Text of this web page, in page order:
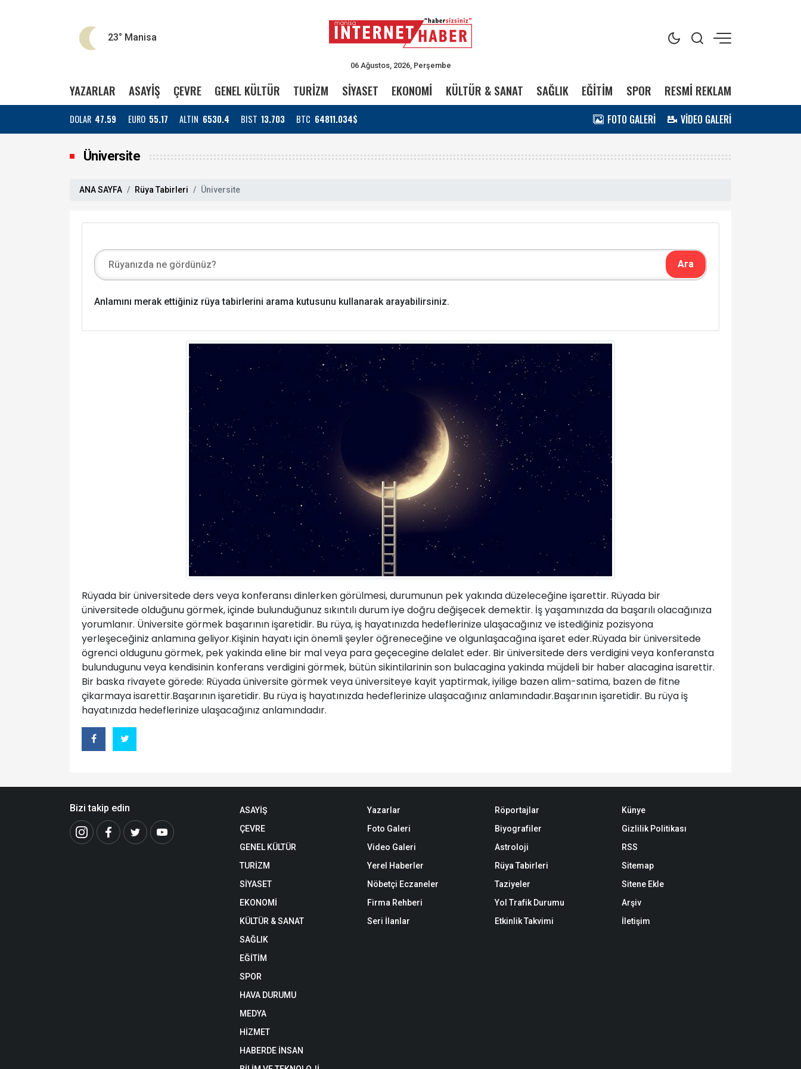
23° Manisa
06 Ağustos, 2026, Perşembe
YAZARLAR ASAYİŞ ÇEVRE GENEL KÜLTÜR TURİZM SİYASET EKONOMİ KÜLTÜR & SANAT SAĞLIK EĞİTİM SPOR RESMİ REKLAM
DOLAR 47.59 EURO 55.17 ALTIN 6530.4 BIST 13.703 BTC 64811.034$ FOTO GALERİ VİDEO GALERİ
Üniversite
ANA SAYFA Rüya Tabirleri Üniversite
Anlamını merak ettiğiniz rüya tabirlerini arama kutusunu kullanarak arayabilirsiniz.
Rüyada bir üniversitede ders veya konferansı dinlerken görülmesi, durumunun pek yakında düzeleceğine işarettir. Rüyada bir
üniversitede olduğunu görmek, içinde bulunduğunuz sıkıntılı durum iye doğru değişecek demektir. İş yaşamınızda da başarılı olacağınıza
yorumlanır. Üniversite görmek başarının işaretidir. Bu rüya, iş hayatınızda hedeflerinize ulaşacağınız ve istediğiniz pozisyona
yerleşeceğiniz anlamına geliyor.Kişinin hayatı için önemli şeyler öğreneceğine ve olgunlaşacağına işaret eder.Rüyada bir üniversitede
ögrenci oldugunu görmek, pek yakinda eline bir mal veya para geçecegine delalet eder. Bir üniversitede ders verdigini veya konferansta
bulundugunu veya kendisinin konferans verdigini görmek, bütün sikintilarinin son bulacagina yakinda müjdeli bir haber alacagina isarettir.
Bir baska rivayete görede: Rüyada üniversite görmek veya üniversiteye kayit yaptirmak, iyilige bazen alim-satima, bazen de fitne
çikarmaya isarettir.Başarının işaretidir. Bu rüya iş hayatınızda hedeflerinize ulaşacağınız anlamındadır.Başarının işaretidir. Bu rüya iş
hayatınızda hedeflerinize ulaşacağınız anlamındadır.
Bizi takip edin
ASAYİŞ
ÇEVRE
GENEL KÜLTÜR
TURİZM
SİYASET
EKONOMİ
KÜLTÜR & SANAT
SAĞLIK
EĞİTİM
SPOR
HAVA DURUMU
MEDYA
HİZMET
HABERDE İNSAN
Yazarlar
Foto Galeri
Video Galeri
Yerel Haberler
Nöbetçi Eczaneler
Firma Rehberi
Seri İlanlar
Röportajlar
Biyografiler
Astroloji
Rüya Tabirleri
Taziyeler
Yol Trafik Durumu
Etkinlik Takvimi
Künye
Gizlilik Politikası
RSS
Sitemap
Sitene Ekle
Arşiv
İletişim